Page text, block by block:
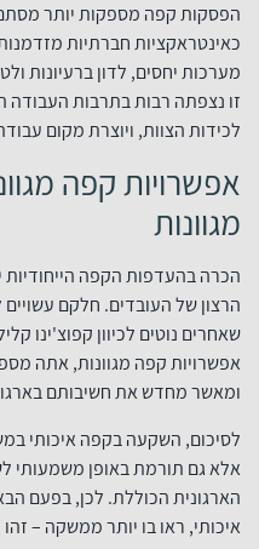
הפסקות קפה מספקות יותר
כאינטראקציות חברתיות
מערכות יחסים, לדון ברעיונות
זו נצפתה רבות בתרבות
לכידות הצוות, ויוצרת מקום
אפשרויות קפה
מגוונות
הכרה בהעדפות הקפה הייחודיות
הרצון של העובדים. חלקם
שאחרים נוטים לכיוון קפוצ'ינו
אפשרויות קפה מגוונות, אתה
ומאשר מחדש את חשיבותם
לסיכום, השקעה בקפה איכותי
אלא גם תורמת באופן משמעותי
הארגונית הכוללת. לכן, בפעם
איכותי, ראו בו יותר ממשקה –